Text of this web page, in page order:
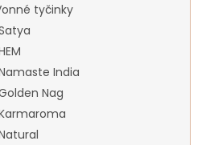
tyčinky
India
Nag